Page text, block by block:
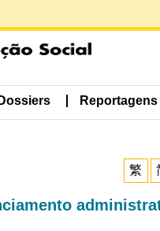
Dossiers Reportagens
繁